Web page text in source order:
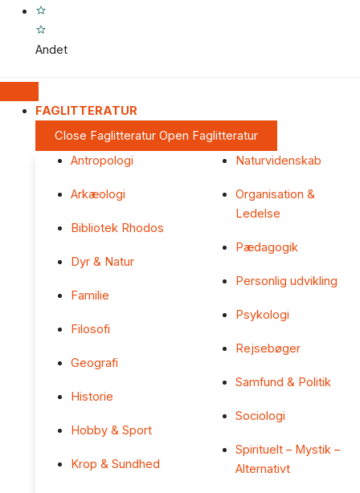
Andet
FAGLITTERATUR
Close Faglitteratur Open Faglitteratur
Antropologi
Arkæologi
Bibliotek Rhodos
Dyr & Natur
Familie
Filosofi
Geografi
Historie
Hobby & Sport
Krop & Sundhed
Naturvidenskab
Organisation &
Ledelse
Pædagogik
Personlig udvikling
Psykologi
Rejsebøger
Samfund & Politik
Sociologi
Spirituelt – Mystik –
Alternativt